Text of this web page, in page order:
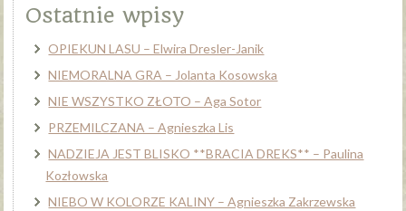
Ostatnie wpisy
OPIEKUN LASU – Elwira Dresler-Janik
NIEMORALNA GRA – Jolanta Kosowska
NIE WSZYSTKO ZŁOTO – Aga Sotor
PRZEMILCZANA – Agnieszka Lis
NADZIEJA JEST BLISKO **BRACIA DREKS** – Paulina
Kozłowska
NIEBO W KOLORZE KALINY – Agnieszka Zakrzewska